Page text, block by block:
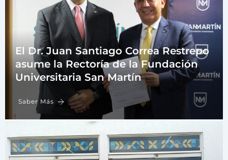
El Dr. Juan Santiago Correa Restrepo
asume la Rectoría de la Fundación
Universitaria San Martín
Saber Más